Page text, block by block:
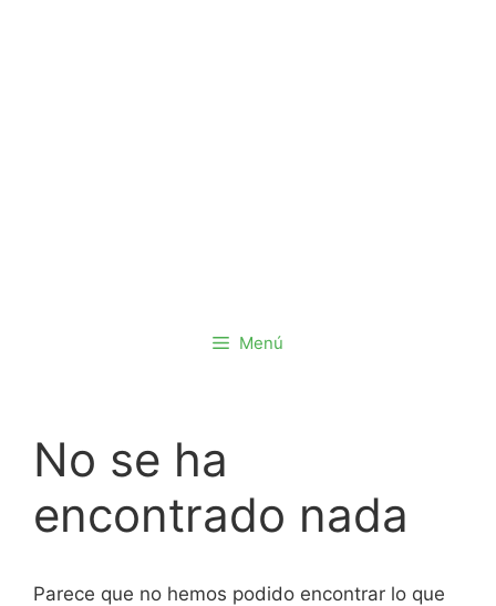
Menú
No se ha
encontrado nada
Parece que no hemos podido encontrar lo que